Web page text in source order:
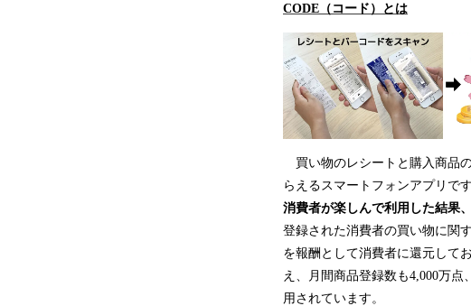
CODE（コード）とは
買い物のレシートと購入商品
らえるスマートフォンアプリで
消費者が楽しんで利用した結果
登録された消費者の買い物に関
を報酬として消費者に還元して
え、月間商品登録数も4,000万
用されています。